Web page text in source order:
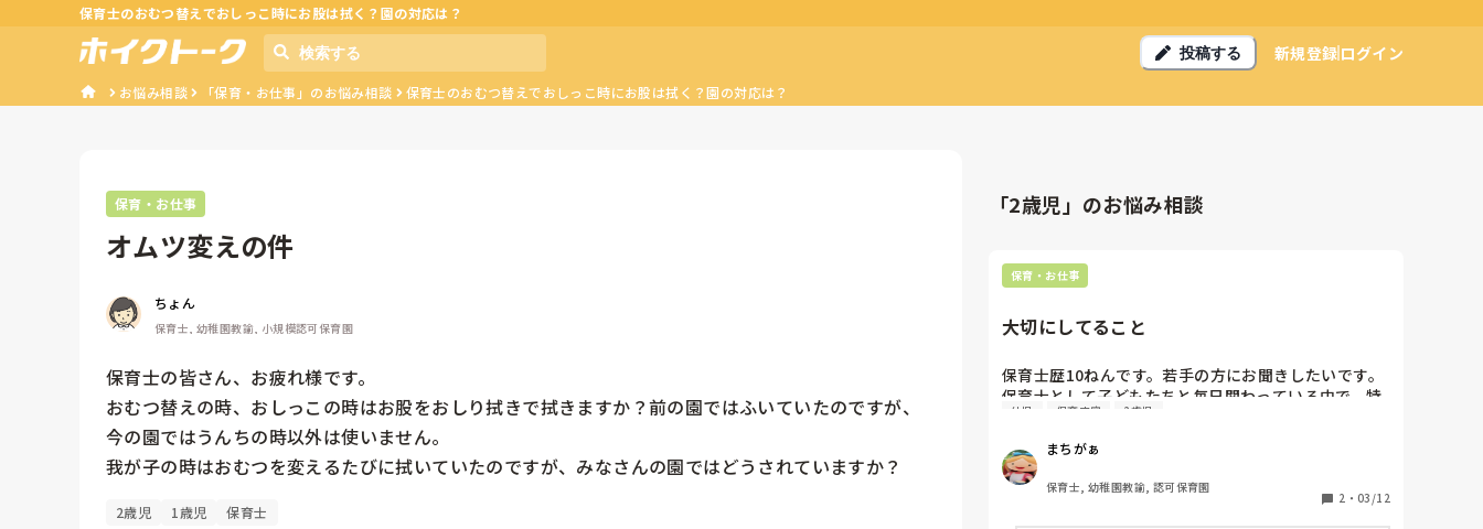
保育士のおむつ替えでおしっこ時にお股は拭く？園の対応は？
投稿する 新規登録ログイン
お悩み相談 「保育・お仕事」のお悩み相談 保育士のおむつ替えでおしっこ時にお股は拭く？園の対応は？
保育・お仕事
オムツ変えの件
ちょん
保育士, 幼稚園教諭, 小規模認可保育園
保育士の皆さん、お疲れ様です。
おむつ替えの時、おしっこの時はお股をおしり拭きで拭きますか？前の園ではふいていたのですが、
今の園ではうんちの時以外は使いません。
我が子の時はおむつを変えるたびに拭いていたのですが、みなさんの園ではどうされていますか？
2歳児 1歳児 保育士
「2歳児」のお悩み相談
保育・お仕事
大切にしてること
保育士歴10ねんです。若手の方にお聞きしたいです。
保育士として子どもたちと毎日関わっている中で、特
に大切にしていることは何ですか。子どもたちに接す
るとき、どんな言葉や態度を意識していますか。保育
をする上で、心がけていることがあれば教えてくださ
い。忘れかけてた初心を思い出したいです笑
幼児 保育内容 2歳児
まちがぁ
保育士, 幼稚園教諭, 認可保育園
2 ・ 03/12